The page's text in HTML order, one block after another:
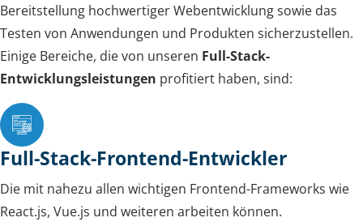
Bereitstellung hochwertiger Webentwicklung sowie das
Testen von Anwendungen und Produkten sicherzustellen.
Einige Bereiche, die von unseren Full-Stack-
Entwicklungsleistungen profitiert haben, sind:
Full-Stack-Frontend-Entwickler
Die mit nahezu allen wichtigen Frontend-Frameworks wie
React.js, Vue.js und weiteren arbeiten können.